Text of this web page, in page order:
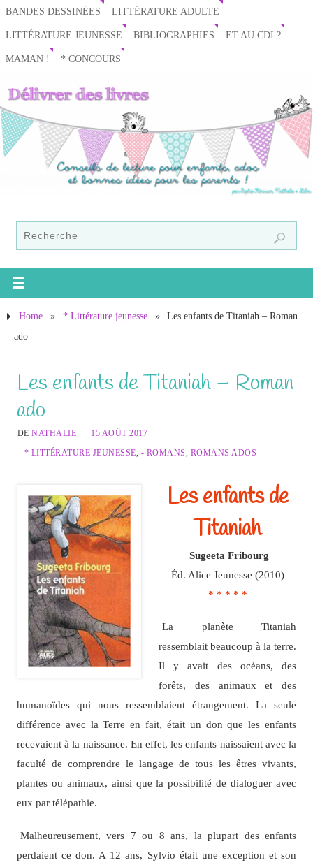
BANDES DESSINÉES LITTÉRATURE ADULTE
LITTÉRATURE JEUNESSE BIBLIOGRAPHIES ET AU CDI ?
MAMAN ! * CONCOURS
Home » * Littérature jeunesse »
Les enfants de Titaniah – Roman
ado
Les enfants de Titaniah – Roman
ado
DENATHALIE
15 AOÛT 2017
* LITTÉRATURE JEUNESSE, - ROMANS, ROMANS ADOS
Les enfants de
Titaniah
Sugeeta Fribourg
Éd. Alice Jeunesse (2010)
* * * * *
La planète Titaniah
ressemblait beaucoup à la terre.
Il y avait des océans, des
forêts, des animaux et des
humanoïdes qui nous ressemblaient étrangement. La seule
différence avec la Terre en fait, était un don que les enfants
recevaient à la naissance. En effet, les enfants naissaient avec la
faculté de comprendre le langage de tous les êtres vivants,
plantes ou animaux, ainsi que la possibilité de dialoguer avec
eux par télépathie.
Malheureusement, vers 7 ou 8 ans, la plupart des enfants
perdaient ce don. A 12 ans, Sylvio était une exception et son